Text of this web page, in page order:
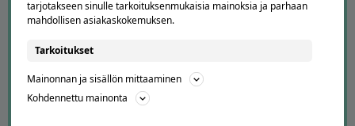
TUTUSTU MEIHIN
Tietoa meistä
Tilaa uutiskirje
Avoimet työpaikat
tarjotakseen sinulle tarkoituksenmukaisia mainoksia ja parhaan
mahdollisen asiakaskokemuksen.
Tarkoitukset
Mainonnan ja sisällön mittaaminen
Kohdennettu mainonta